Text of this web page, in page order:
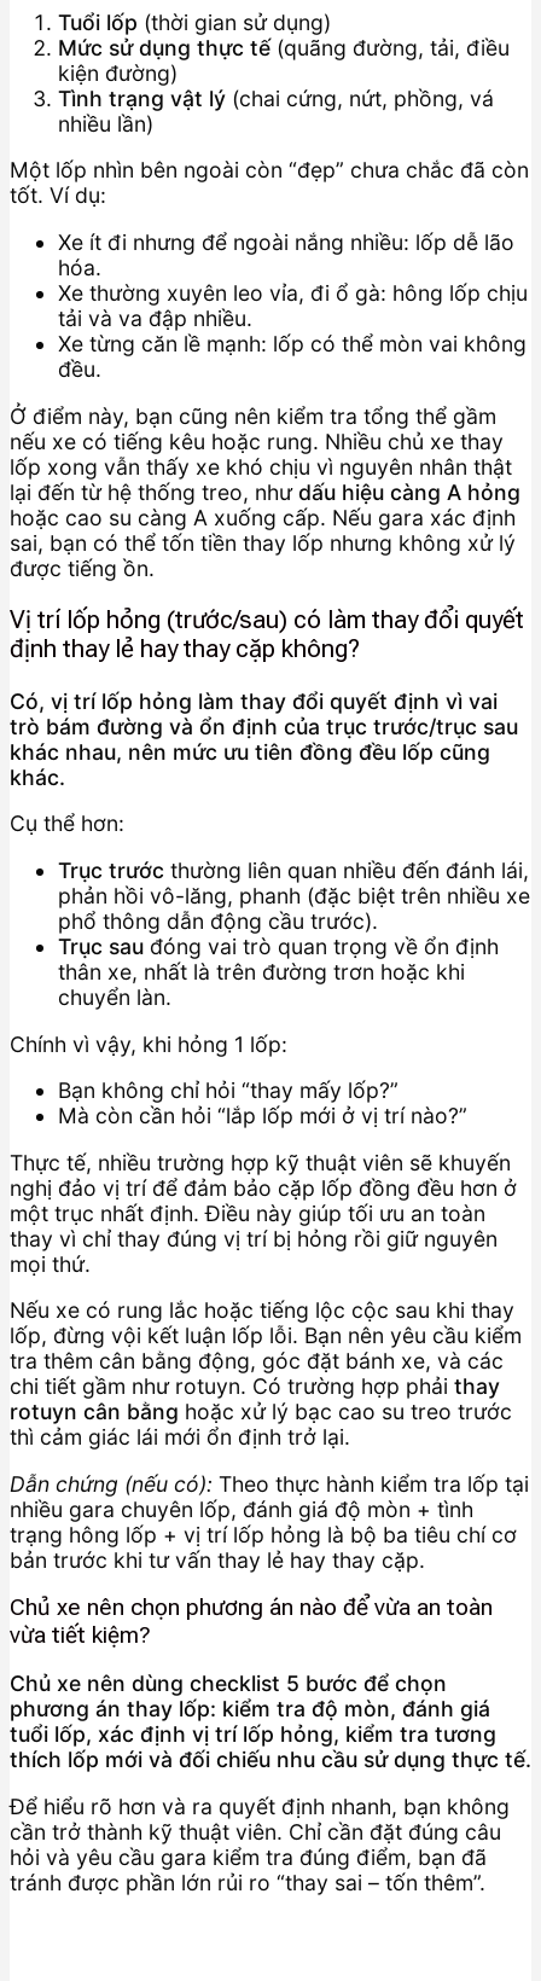
Tuổi lốp (thời gian sử dụng)
Mức sử dụng thực tế(quãng đường, tải, điều
kiện đường)
Tình trạng vật lý (chai cứng, nứt, phồng, vá
nhiều lần)
Một lốp nhìn bên ngoài còn “đẹp” chưa chắc đã còn
tốt. Ví dụ:
Xe ít đi nhưng để ngoài nắng nhiều: lốp dễ lão
hóa.
Xe thường xuyên leo vỉa, đi ổ gà: hông lốp chịu
tải và va đập nhiều.
Xe từng căn lề mạnh: lốp có thể mòn vai không
đều.
Ở điểm này, bạn cũng nên kiểm tra tổng thể gầm
nếu xe có tiếng kêu hoặc rung. Nhiều chủ xe thay
lốp xong vẫn thấy xe khó chịu vì nguyên nhân thật
lại đến từ hệ thống treo, nhưdấu hiệu càng A hỏng
hoặc cao su càng A xuống cấp. Nếu gara xác định
sai, bạn có thể tốn tiền thay lốp nhưng không xử lý
được tiếng ồn.
Vị trí lốp hỏng (trước/sau) có làm thay đổi quyết
định thay lẻ hay thay cặp không?
Có, vị trí lốp hỏng làm thay đổi quyết định vì vai
trò bám đường và ổn định của trục trước/trục sau
khác nhau, nên mức ưu tiên đồng đều lốp cũng
khác.
Cụ thể hơn:
Trục trước thường liên quan nhiều đến đánh lái,
phản hồi vô-lăng, phanh (đặc biệt trên nhiều xe
phổ thông dẫn động cầu trước).
Trục sau đóng vai trò quan trọng về ổn định
thân xe, nhất là trên đường trơn hoặc khi
chuyển làn.
Chính vì vậy, khi hỏng 1 lốp:
Bạn không chỉ hỏi “thay mấy lốp?”
Mà còn cần hỏi “lắp lốp mới ở vị trí nào?”
Thực tế, nhiều trường hợp kỹ thuật viên sẽ khuyến
nghị đảo vị trí để đảm bảo cặp lốp đồng đều hơn ở
một trục nhất định. Điều này giúp tối ưu an toàn
thay vì chỉ thay đúng vị trí bị hỏng rồi giữ nguyên
mọi thứ.
Nếu xe có rung lắc hoặc tiếng lộc cộc sau khi thay
lốp, đừng vội kết luận lốp lỗi. Bạn nên yêu cầu kiểm
tra thêm cân bằng động, góc đặt bánh xe, và các
chi tiết gầm như rotuyn. Có trường hợp phải thay
rotuyn cân bằng hoặc xử lý bạc cao su treo trước
thì cảm giác lái mới ổn định trở lại.
Dẫn chứng (nếu có): Theo thực hành kiểm tra lốp tại
nhiều gara chuyên lốp, đánh giá độ mòn + tình
trạng hông lốp + vị trí lốp hỏng là bộ ba tiêu chí cơ
bản trước khi tư vấn thay lẻ hay thay cặp.
Chủ xe nên chọn phương án nào để vừa an toàn
vừa tiết kiệm?
Chủ xe nên dùng checklist 5 bước để chọn
phương án thay lốp: kiểm tra độ mòn, đánh giá
tuổi lốp, xác định vị trí lốp hỏng, kiểm tra tương
thích lốp mới và đối chiếu nhu cầu sử dụng thực tế.
Để hiểu rõ hơn và ra quyết định nhanh, bạn không
cần trở thành kỹ thuật viên. Chỉ cần đặt đúng câu
hỏi và yêu cầu gara kiểm tra đúng điểm, bạn đã
tránh được phần lớn rủi ro “thay sai – tốn thêm”.